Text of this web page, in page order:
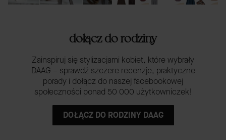
dołącz do rodziny
Zainspiruj się stylizacjami kobiet, które wybrały
DAAG – sprawdź szczere recenzje, praktyczne
porady i dołącz do naszej facebookowej
społeczności ponad 50 000 użytkowniczek!
DOŁĄCZ DO RODZINY DAAG